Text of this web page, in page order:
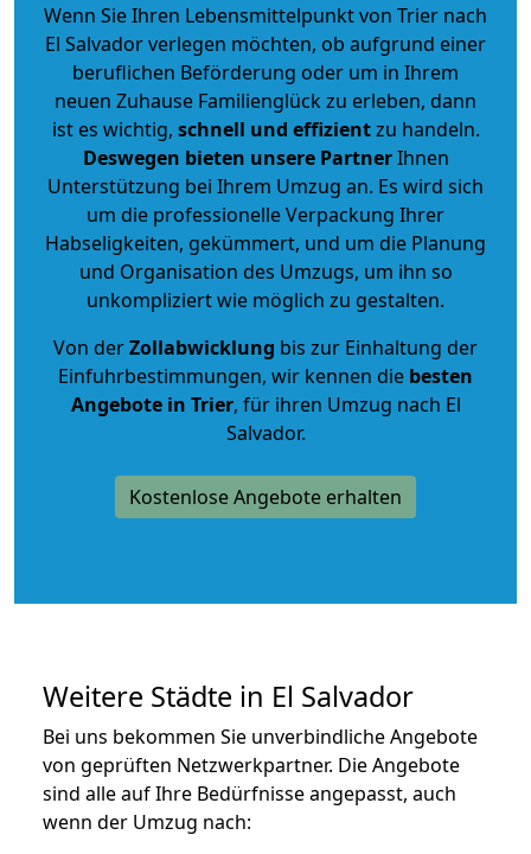
Wenn Sie Ihren Lebensmittelpunkt von Trier nach
El Salvador verlegen möchten, ob aufgrund einer
beruflichen Beförderung oder um in Ihrem
neuen Zuhause Familienglück zu erleben, dann
ist es wichtig, schnell und effizientzu handeln.
Deswegen bieten unsere PartnerIhnen
Unterstützung bei Ihrem Umzug an. Es wird sich
um die professionelle Verpackung Ihrer
Habseligkeiten, gekümmert, und um die Planung
und Organisation des Umzugs, um ihn so
unkompliziert wie möglich zu gestalten.
Von derZollabwicklung bis zur Einhaltung der
Einfuhrbestimmungen, wir kennen die besten
Angebote in Trier, für ihren Umzug nach El
Salvador.
Kostenlose Angebote erhalten
Weitere Städte in El Salvador
Bei uns bekommen Sie unverbindliche Angebote
von geprüften Netzwerkpartner. Die Angebote
sind alle auf Ihre Bedürfnisse angepasst, auch
wenn der Umzug nach: